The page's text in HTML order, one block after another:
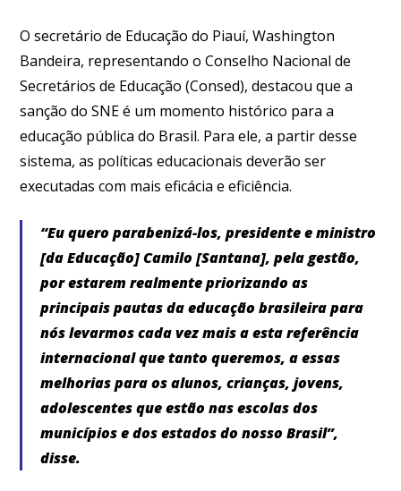
O secretário de Educação do Piauí, Washington
Bandeira, representando o Conselho Nacional de
Secretários de Educação (Consed), destacou que a
sanção do SNE é um momento histórico para a
educação pública do Brasil. Para ele, a partir desse
sistema, as políticas educacionais deverão ser
executadas com mais eficácia e eficiência.
“Eu quero parabenizá-los, presidente e ministro
[da Educação] Camilo [Santana], pela gestão,
por estarem realmente priorizando as
principais pautas da educação brasileira para
nós levarmos cada vez mais a esta referência
internacional que tanto queremos, a essas
melhorias para os alunos, crianças, jovens,
adolescentes que estão nas escolas dos
municípios e dos estados do nosso Brasil”,
disse.